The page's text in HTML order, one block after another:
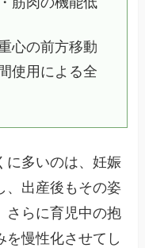
心の前方移動
使用による全
に多いのは、妊娠
、出産後もその姿
さらに育児中の抱
を慢性化させてし